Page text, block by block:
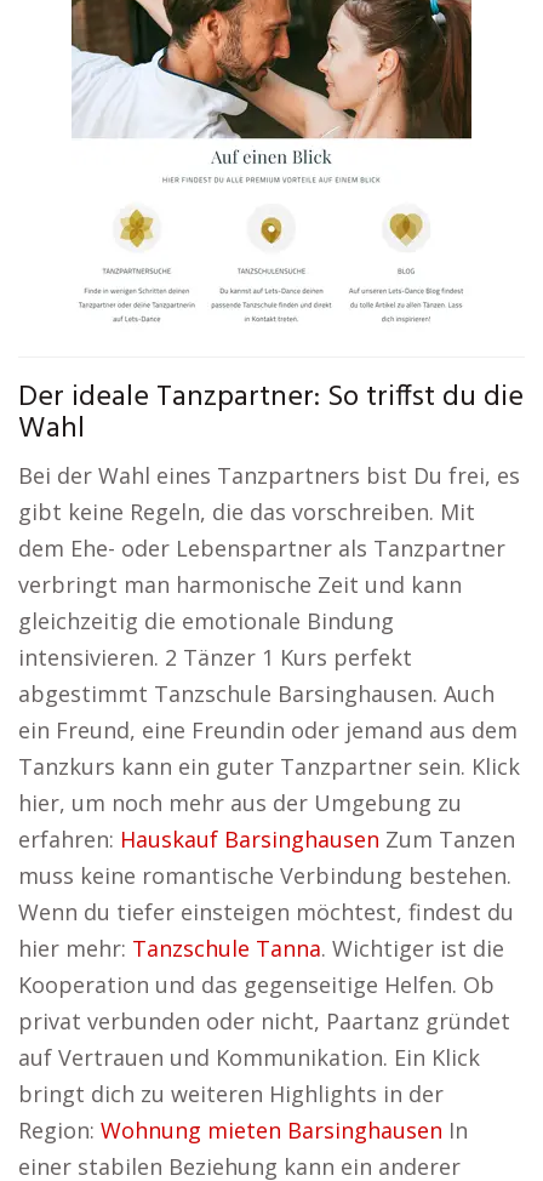
Der ideale Tanzpartner: So triffst du die
Wahl
Bei der Wahl eines Tanzpartners bist Du frei, es
gibt keine Regeln, die das vorschreiben. Mit
dem Ehe- oder Lebenspartner als Tanzpartner
verbringt man harmonische Zeit und kann
gleichzeitig die emotionale Bindung
intensivieren. 2 Tänzer 1 Kurs perfekt
abgestimmt Tanzschule Barsinghausen. Auch
ein Freund, eine Freundin oder jemand aus dem
Tanzkurs kann ein guter Tanzpartner sein. Klick
hier, um noch mehr aus der Umgebung zu
erfahren: Hauskauf Barsinghausen Zum Tanzen
muss keine romantische Verbindung bestehen.
Wenn du tiefer einsteigen möchtest, findest du
hier mehr: Tanzschule Tanna. Wichtiger ist die
Kooperation und das gegenseitige Helfen. Ob
privat verbunden oder nicht, Paartanz gründet
auf Vertrauen und Kommunikation. Ein Klick
bringt dich zu weiteren Highlights in der
Region: Wohnung mieten Barsinghausen In
einer stabilen Beziehung kann ein anderer